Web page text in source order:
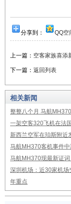
分享到： QQ空
上一篇： 空客家族喜添
下一篇： 返回列表
相关新闻
整整八个月 马航
一架空客320飞机在法
新西兰空军在珀斯附近
马航MH370客机事件
马航MH370现最新证
深圳机场：近30家机
年重点